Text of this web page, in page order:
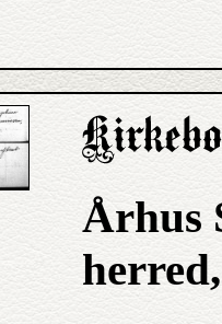
Århus